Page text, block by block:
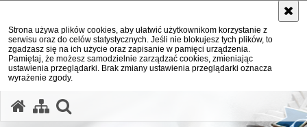
Strona używa plików cookies, aby ułatwić użytkownikom korzystanie z
serwisu oraz do celów statystycznych. Jeśli nie blokujesz tych plików, to
zgadzasz się na ich użycie oraz zapisanie w pamięci urządzenia.
Pamiętaj, że możesz samodzielnie zarządzać cookies, zmieniając
ustawienia przeglądarki. Brak zmiany ustawienia przeglądarki oznacza
wyrażenie zgody.